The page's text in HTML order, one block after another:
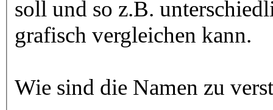
soll und so z.B.
grafisch vergleichen kann.
Wie sind die Namen zu